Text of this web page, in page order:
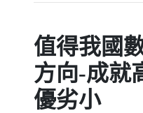
值得我國
方向-成就
優劣小